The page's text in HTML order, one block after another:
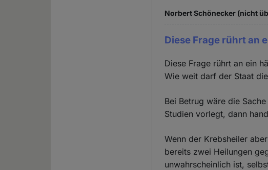
Norbert Schönecker (nicht
Diese Frage rührt an
Diese Frage rührt an ein
Wie weit darf der Staat
Bei Betrug wäre die
Studien vorlegt, dann
Wenn der Krebsheiler
bereits zwei Heilungen
unwahrscheinlich ist,